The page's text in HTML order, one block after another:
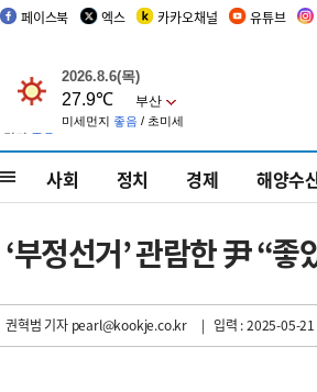
페이스북 엑스 카카오채널 유튜브
사회 정치 경제 해양수
‘부정선거’ 관람한 尹 “
권혁범 기자pearl@kookje.co.kr | 입력 : 2025-05-